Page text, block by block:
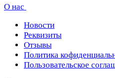
О нас
Новости
Реквизиты
Отзывы
Политика
Пользовательское